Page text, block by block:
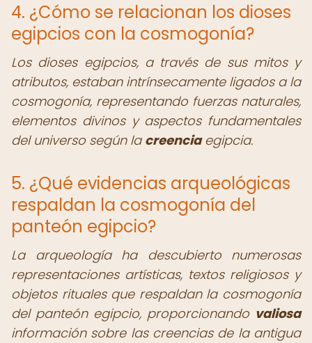
4. ¿Cómo se relacionan los dioses
egipcios con la cosmogonía?
Los dioses egipcios, a través de sus mitos y
atributos, estaban intrínsecamente ligados a la
cosmogonía, representando fuerzas naturales,
elementos divinos y aspectos fundamentales
del universo según la creenciaegipcia.
5. ¿Qué evidencias arqueológicas
respaldan la cosmogonía del
panteón egipcio?
La arqueología ha descubierto numerosas
representaciones artísticas, textos religiosos y
objetos rituales que respaldan la cosmogonía
del panteón egipcio, proporcionando valiosa
información sobre las creencias de la antigua